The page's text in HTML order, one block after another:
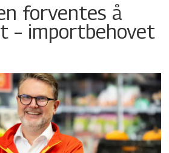
forventes å
– importbehovet